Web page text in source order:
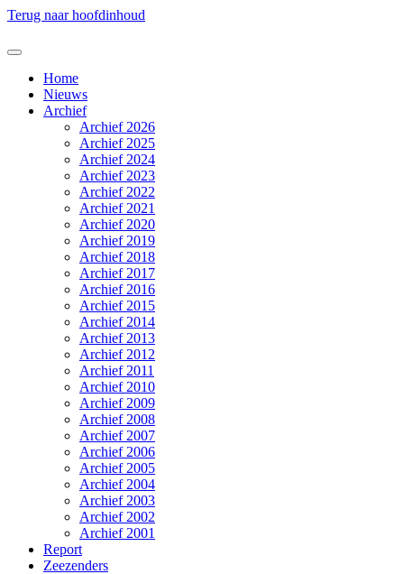
Terug naar hoofdinhoud
Home
Nieuws
Archief
Archief 2026
Archief 2025
Archief 2024
Archief 2023
Archief 2022
Archief 2021
Archief 2020
Archief 2019
Archief 2018
Archief 2017
Archief 2016
Archief 2015
Archief 2014
Archief 2013
Archief 2012
Archief 2011
Archief 2010
Archief 2009
Archief 2008
Archief 2007
Archief 2006
Archief 2005
Archief 2004
Archief 2003
Archief 2002
Archief 2001
Report
Zeezenders